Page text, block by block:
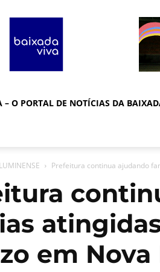
Viva
– O PORTAL DE NOTÍCIAS DA
Prefeitura continua ajudando
em Nova